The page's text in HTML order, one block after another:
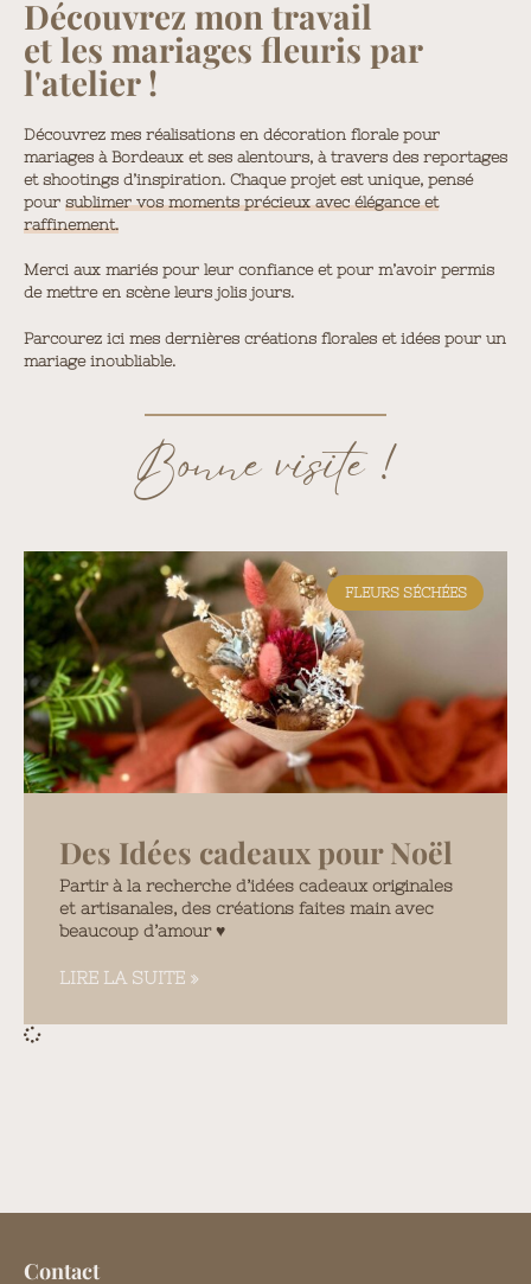
Découvrez mon travail
et les mariages fleuris par
l'atelier !
Découvrez mes réalisations en décoration florale pour
mariages à Bordeaux et ses alentours, à travers des reportages
et shootings d’inspiration. Chaque projet est unique, pensé
pour sublimer vos moments précieux avec élégance et
raffinement.
Merci aux mariés pour leur confiance et pour m’avoir permis
de mettre en scène leurs jolis jours.
Parcourez ici mes dernières créations florales et idées pour un
mariage inoubliable.
Bonne visite !
FLEURS SÉCHÉES
Des Idées cadeaux pour Noël
Partir à la recherche d’idées cadeaux originales
et artisanales, des créations faites main avec
beaucoup d’amour ♥️
LIRE LA SUITE »
Contact